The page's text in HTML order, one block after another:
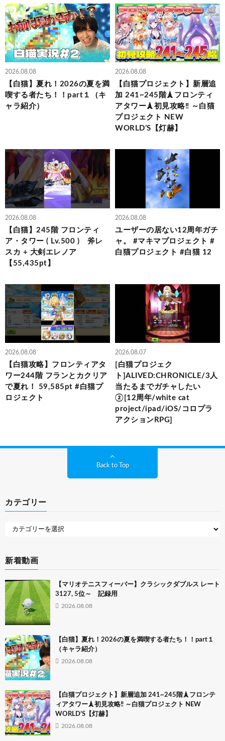
2026.08.08
【白猫】夏れ！2026の夏を満
喫する者たち！！part１（キ
ャラ紹介）
2026.08.08
【白猫プロジェクト】新層追
加 241~245階🗼フロンティ
アタワー🗼初見攻略‼ ～白猫
プロジェクト NEW
WORLD’S【灯赫】
2026.08.08
【白猫】245階 フロンティ
ア・タワー ( Lv.500 ) 斧レ
スカ + 大剣エレノア
【55,435pt】
2026.08.08
ユーザーの居ない12周年ガチ
ャ。 #マキマプロジェクト #
白猫プロジェクト #白猫 12
2026.08.08
【白猫攻略】フロンティアタ
ワー244階 フランとカクリア
で夏れ！ 59,585pt #白猫プ
ロジェクト
2026.08.07
[白猫プロジェク
ト]ALIVED:CHRONICLE/3人
当たるまでガチャしたい
②[12周年/white cat
project/ipad/iOS/コロプラ
アクションRPG]
Back to Top
カテゴリー
新着動画
【マリオテニスフィーバー】クラシックダブルス レート
3127, 5位～ 記録用
2026.08.08
【白猫】夏れ！2026の夏を満喫する者たち！！part１
（キャラ紹介）
2026.08.08
【白猫プロジェクト】新層追加 241~245階🗼フロンテ
ィアタワー🗼初見攻略‼ ～白猫プロジェクト NEW
WORLD’S【灯赫】
2026.08.08